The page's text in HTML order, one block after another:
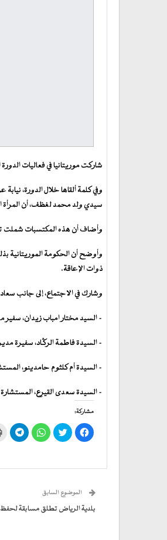
شاركت موريتانيا في فعاليات
وفي كلمة ألقاها خلال الدورة،
سيدي ولد محمد لغظف، أن المرأة
وأضاف أن هذه المكتسبات شملت
وأوضح أن الحكومة الموريتانية
ذوات الإعاقة.
وشارك في الاجتماع، إلى جانب
– السيد مختار امباب زيدان، سفير
– السيدة فاطمة الرگاد، سفيرة
– السيدة أم كلثوم حامدينو،
– السيدة سعدى القيرع، المستشارة
مشاركة:
انقر
للمشاركة
على
اضغط
للمشاركة
على
انقر
للمشاركة
على
انقر
الموضوع السابق
بلدية الرياض تطلق مسابقة لحفظ